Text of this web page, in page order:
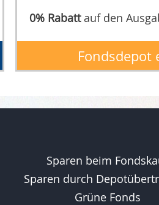
0% Rabattauf den
Fondsdepot
Sparen beim
Sparen durch
Grüne Fonds